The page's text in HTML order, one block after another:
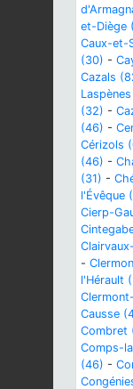
et-Diège
Caux-et-
(30) -
Cazals
(32) -
(46) -
Cérizols
(46) -
(31) -
l'Évêque
Cierp-
-
l'Hérault
Causse
Combret
Comps-
(46) -